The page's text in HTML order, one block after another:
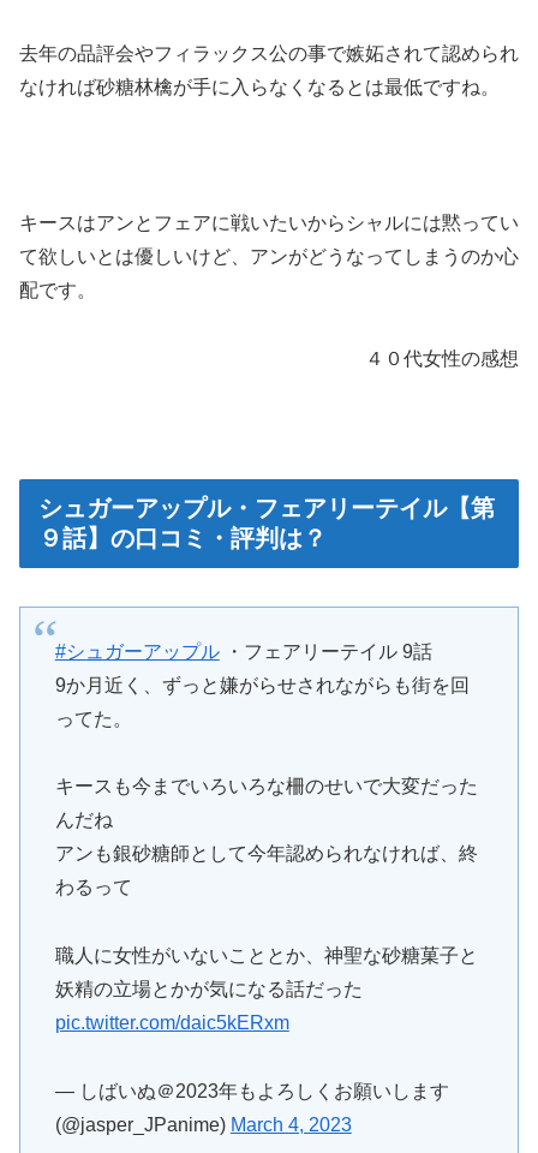
去年の品評会やフィラックス公の事で嫉妬されて認められ
なければ砂糖林檎が手に入らなくなるとは最低ですね。
キースはアンとフェアに戦いたいからシャルには黙ってい
て欲しいとは優しいけど、アンがどうなってしまうのか心
配です。
４０代女性の感想
シュガーアップル・フェアリーテイル【第
９話】の口コミ・評判は？
#シュガーアップル・フェアリーテイル 9話
9か月近く、ずっと嫌がらせされながらも街を回
ってた。
キースも今までいろいろな柵のせいで大変だった
んだね
アンも銀砂糖師として今年認められなければ、終
わるって
職人に女性がいないこととか、神聖な砂糖菓子と
妖精の立場とかが気になる話だった
pic.twitter.com/daic5kERxm
— しばいぬ＠2023年もよろしくお願いします
(@jasper_JPanime) March 4, 2023